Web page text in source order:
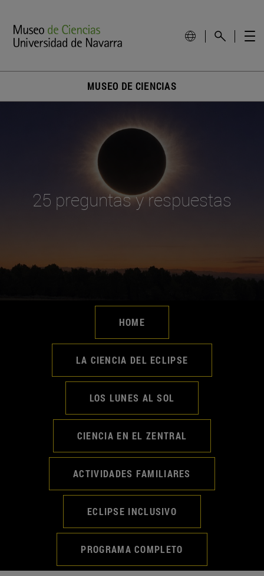
MUSEO DE CIENCIAS
25 preguntas y respuestas
HOME
LA CIENCIA DEL ECLIPSE
LOS LUNES AL SOL
CIENCIA EN EL ZENTRAL
ACTIVIDADES FAMILIARES
ECLIPSE INCLUSIVO
PROGRAMA COMPLETO